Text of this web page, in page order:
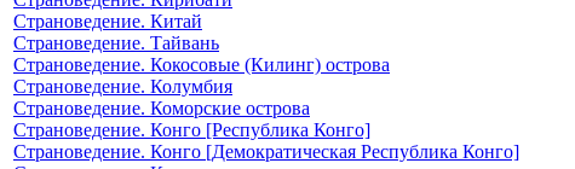
Страноведение. Китай
Страноведение. Тайвань
Страноведение. Кокосовые (Килинг) острова
Страноведение. Колумбия
Страноведение. Коморские острова
Страноведение. Конго [Республика Конго]
Страноведение. Конго [Демократическая Республика Конго]